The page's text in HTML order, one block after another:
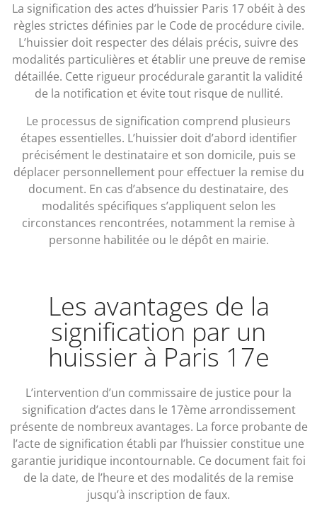
La signification des actes d’huissier Paris 17 obéit à des
règles strictes définies par le Code de procédure civile.
L’huissier doit respecter des délais précis, suivre des
modalités particulières et établir une preuve de remise
détaillée. Cette rigueur procédurale garantit la validité
de la notification et évite tout risque de nullité.
Le processus de signification comprend plusieurs
étapes essentielles. L’huissier doit d’abord identifier
précisément le destinataire et son domicile, puis se
déplacer personnellement pour effectuer la remise du
document. En cas d’absence du destinataire, des
modalités spécifiques s’appliquent selon les
circonstances rencontrées, notamment la remise à
personne habilitée ou le dépôt en mairie.
Les avantages de la
signification par un
huissier à Paris 17e
L’intervention d’un commissaire de justice pour la
signification d’actes dans le 17ème arrondissement
présente de nombreux avantages. La force probante de
l’acte de signification établi par l’huissier constitue une
garantie juridique incontournable. Ce document fait foi
de la date, de l’heure et des modalités de la remise
jusqu’à inscription de faux.